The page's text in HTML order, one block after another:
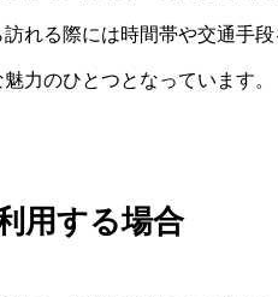
れる際には時間帯や交通手
力のひとつとなっています。
用する場合